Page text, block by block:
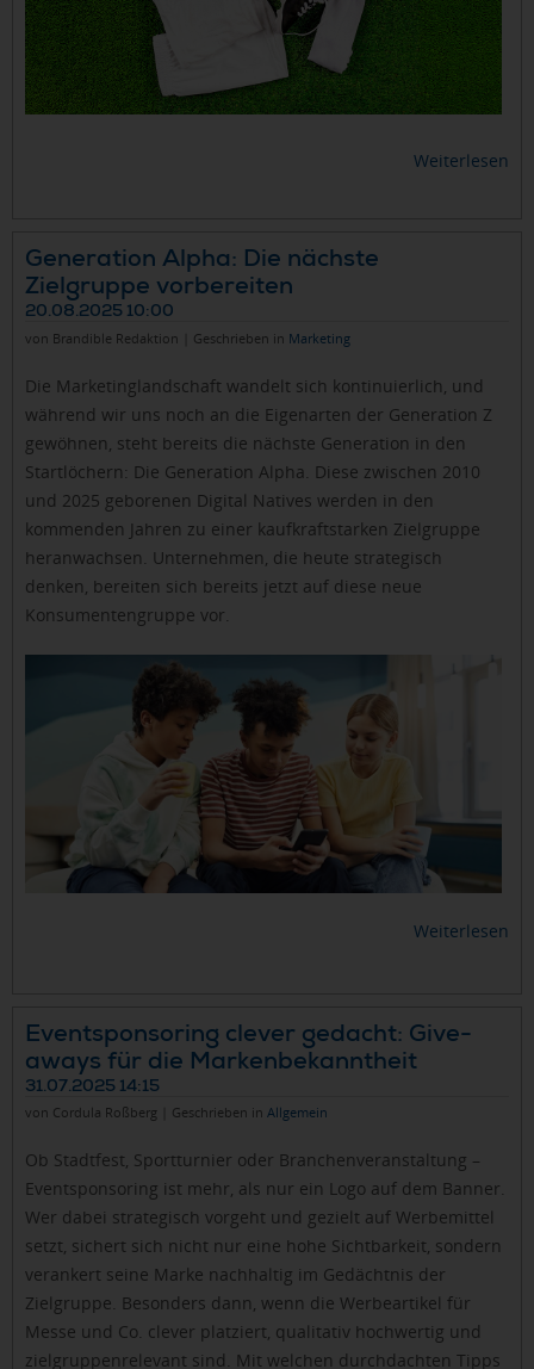
Weiterlesen
Generation Alpha: Die nächste
Zielgruppe vorbereiten
20.08.2025 10:00
von Brandible Redaktion | Geschrieben in Marketing
Die Marketinglandschaft wandelt sich kontinuierlich, und
während wir uns noch an die Eigenarten der Generation Z
gewöhnen, steht bereits die nächste Generation in den
Startlöchern: Die Generation Alpha. Diese zwischen 2010
und 2025 geborenen Digital Natives werden in den
kommenden Jahren zu einer kaufkraftstarken Zielgruppe
heranwachsen. Unternehmen, die heute strategisch
denken, bereiten sich bereits jetzt auf diese neue
Konsumentengruppe vor.
Weiterlesen
Eventsponsoring clever gedacht: Give-
aways für die Markenbekanntheit
31.07.2025 14:15
von Cordula Roßberg | Geschrieben in Allgemein
Ob Stadtfest, Sportturnier oder Branchenveranstaltung –
Eventsponsoring ist mehr, als nur ein Logo auf dem Banner.
Wer dabei strategisch vorgeht und gezielt auf Werbemittel
setzt, sichert sich nicht nur eine hohe Sichtbarkeit, sondern
verankert seine Marke nachhaltig im Gedächtnis der
Zielgruppe. Besonders dann, wenn die Werbeartikel für
Messe und Co. clever platziert, qualitativ hochwertig und
zielgruppenrelevant sind. Mit welchen durchdachten Tipps